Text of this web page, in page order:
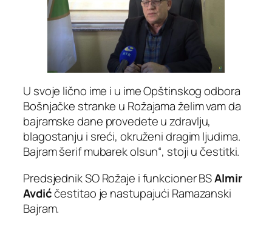
U svoje lično ime i u ime Opštinskog odbora
Bošnjačke stranke u Rožajama želim vam da
bajramske dane provedete u zdravlju,
blagostanju i sreći, okruženi dragim ljudima.
Bajram šerif mubarek olsun“, stoji u čestitki.
Predsjednik SO Rožaje i funkcioner BSAlmir
Avdićčestitao je nastupajući Ramazanski
Bajram.